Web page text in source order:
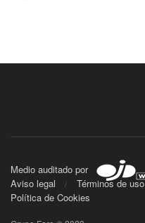
Medio auditado por
Aviso legal
Términos de uso
Política de Cookies